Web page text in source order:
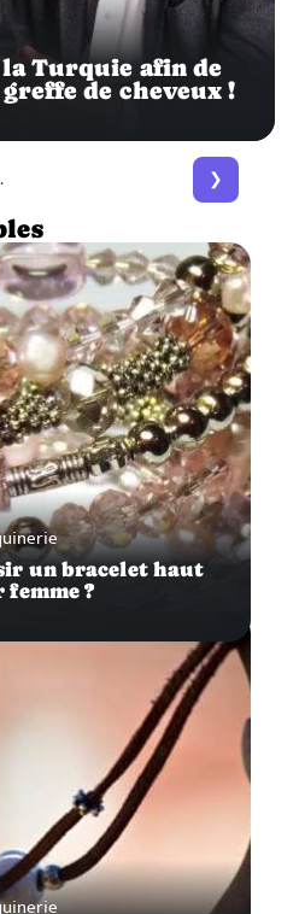
Turquie afin de
de cheveux !
un bracelet haut
femme ?